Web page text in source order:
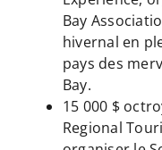
Bay
hivernal en
pays des
Bay.
15 000 $
Regional